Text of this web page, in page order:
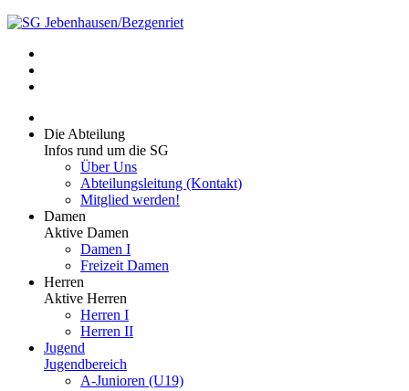
Die Abteilung
Infos rund um die SG
Über Uns
Abteilungsleitung (Kontakt)
Mitglied werden!
Damen
Aktive Damen
Damen I
Freizeit Damen
Herren
Aktive Herren
Herren I
Herren II
Jugend
Jugendbereich
A-Junioren (U19)